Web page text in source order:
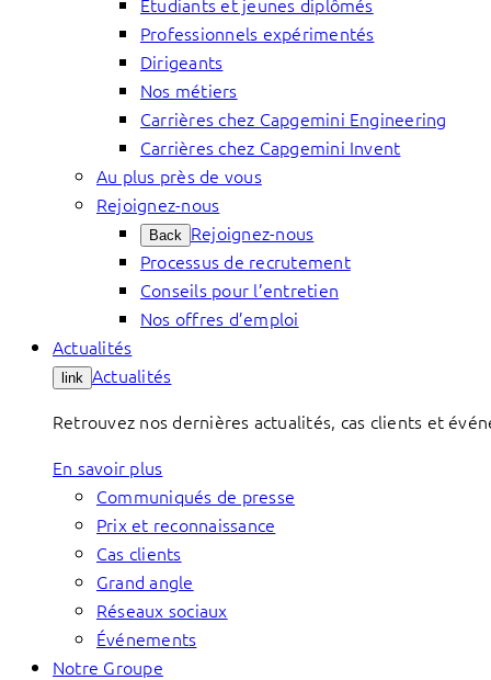
Professionnels expérimentés
Dirigeants
Nos métiers
Carrières chez Capgemini Engineering
Carrières chez Capgemini Invent
Au plus près de vous
Rejoignez-nous
Back Rejoignez-nous
Processus de recrutement
Conseils pour l’entretien
Nos offres d’emploi
Actualités
link Actualités
Retrouvez nos dernières actualités, cas clients et
En savoir plus
Communiqués de presse
Prix et reconnaissance
Cas clients
Grand angle
Réseaux sociaux
Événements
Notre Groupe